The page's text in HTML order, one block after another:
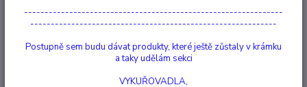
Dračí Víla IRIA
---------------------------------------------------------------
------------------------------------------------------------
Postupně sem budu dávat produkty, které ještě zůstaly v krámku
a taky udělám sekci
VYKUŘOVADLA,